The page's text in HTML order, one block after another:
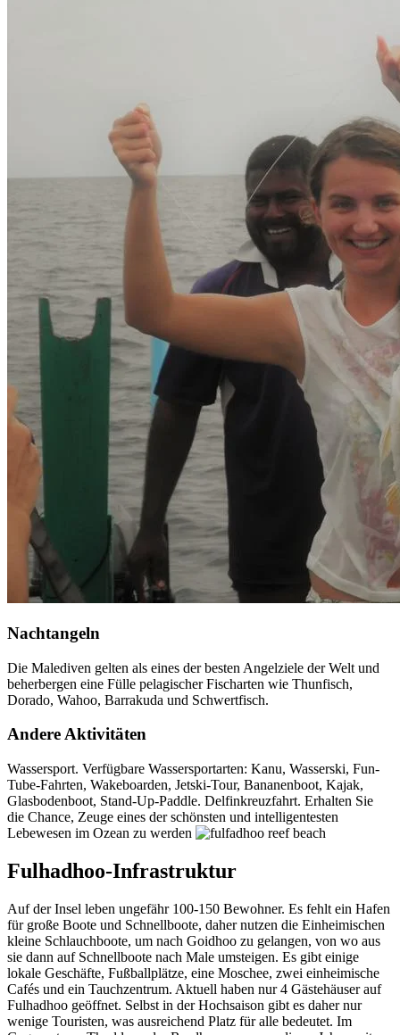
Nachtangeln
Die Malediven gelten als eines der besten Angelziele der Welt und
beherbergen eine Fülle pelagischer Fischarten wie Thunfisch,
Dorado, Wahoo, Barrakuda und Schwertfisch.
Andere Aktivitäten
Wassersport. Verfügbare Wassersportarten: Kanu, Wasserski, Fun-
Tube-Fahrten, Wakeboarden, Jetski-Tour, Bananenboot, Kajak,
Glasbodenboot, Stand-Up-Paddle. Delfinkreuzfahrt. Erhalten Sie
die Chance, Zeuge eines der schönsten und intelligentesten
Lebewesen im Ozean zu werden
Fulhadhoo-Infrastruktur
Auf der Insel leben ungefähr 100-150 Bewohner. Es fehlt ein Hafen
für große Boote und Schnellboote, daher nutzen die Einheimischen
kleine Schlauchboote, um nach Goidhoo zu gelangen, von wo aus
sie dann auf Schnellboote nach Male umsteigen. Es gibt einige
lokale Geschäfte, Fußballplätze, eine Moschee, zwei einheimische
Cafés und ein Tauchzentrum. Aktuell haben nur 4 Gästehäuser auf
Fulhadhoo geöffnet. Selbst in der Hochsaison gibt es daher nur
wenige Touristen, was ausreichend Platz für alle bedeutet. Im